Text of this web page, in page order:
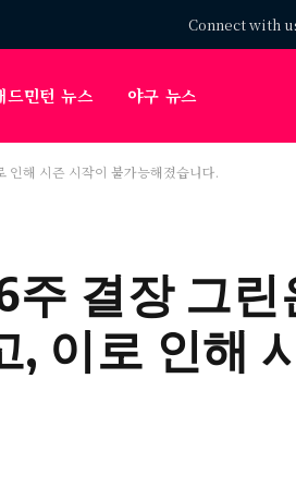
Connect with
드민턴 뉴스 야구 뉴스
인해 시즌 시작이 불가능해졌습니다.
결장 그린
, 이로 인해